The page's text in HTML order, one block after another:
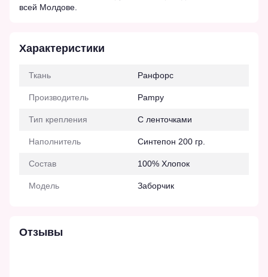
всей Молдове.
Характеристики
Ткань Ранфорс
Производитель Pampy
Тип крепления С ленточками
Наполнитель Синтепон 200 гр.
Состав 100% Хлопок
Модель Заборчик
Отзывы